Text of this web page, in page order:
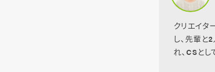
クリエイタ
し、先輩
れ、CSと